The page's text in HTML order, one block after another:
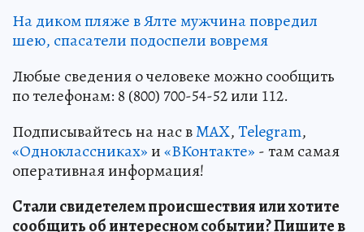
На диком пляже в Ялте мужчина повредил
шею, спасатели подоспели вовремя
Любые сведения о человеке можно сообщить
по телефонам: 8 (800) 700-54-52 или 112.
Подписывайтесь на нас вMAX,Telegram,
«Одноклассниках»и«ВКонтакте» - там самая
оперативная информация!
Стали свидетелем происшествия или хотите
сообщить об интересном событии? Пишите в